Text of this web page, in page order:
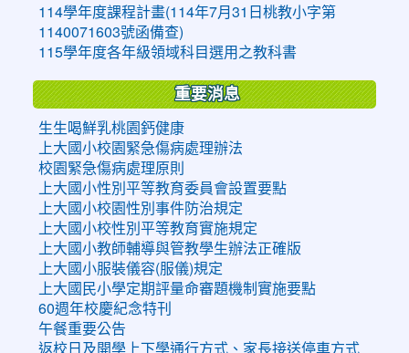
114學年度課程計畫(114年7月31日桃教小字第
1140071603號函備查)
115學年度各年級領域科目選用之教科書
重要消息
生生喝鮮乳桃園鈣健康
上大國小校園緊急傷病處理辦法
校園緊急傷病處理原則
上大國小性別平等教育委員會設置要點
上大國小校園性別事件防治規定
上大國小校性別平等教育實施規定
上大國小教師輔導與管教學生辦法正確版
上大國小服裝儀容(服儀)規定
上大國民小學定期評量命審題機制實施要點
60週年校慶紀念特刊
午餐重要公告
返校日及開學上下學通行方式、家長接送停車方式